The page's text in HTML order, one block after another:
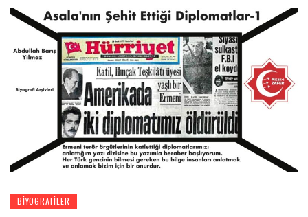
BIYOGRAFILER